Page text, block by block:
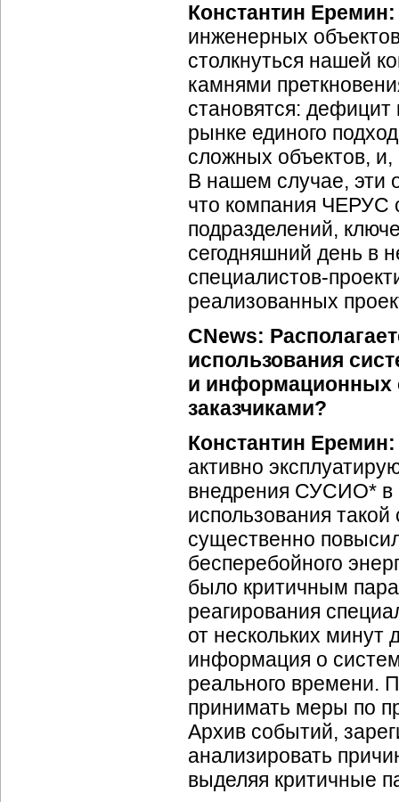
Константин
инженерных
столкнуться нашей
камнями
становятся:
рынке единого
сложных объектов,
В нашем случае, эти
что компания ЧЕРУС
подразделений,
сегодняшний день в
специалистов-
реализованных
CNews:
использования
и информационных
заказчиками?
Константин
активно
внедрения СУСИО* в
использования
существенно
бесперебойного
было критичным
реагирования
от нескольких минут
информация о
реального времени.
принимать меры по
Архив событий,
анализировать
выделяя критичные